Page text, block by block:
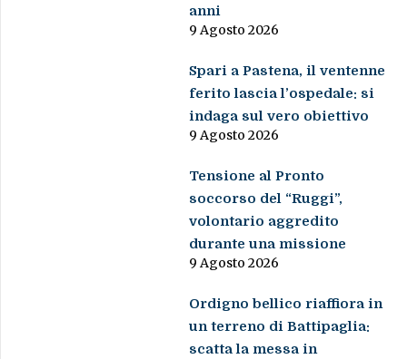
anni
9 Agosto 2026
Spari a Pastena, il ventenne
ferito lascia l’ospedale: si
indaga sul vero obiettivo
9 Agosto 2026
Tensione al Pronto
soccorso del “Ruggi”,
volontario aggredito
durante una missione
9 Agosto 2026
Ordigno bellico riaffiora in
un terreno di Battipaglia:
scatta la messa in